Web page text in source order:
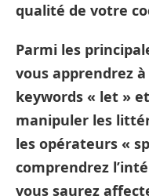
qualité de votre
Parmi les
vous apprendrez
keywords « let »
manipuler les
les opérateurs «
comprendrez
vous saurez